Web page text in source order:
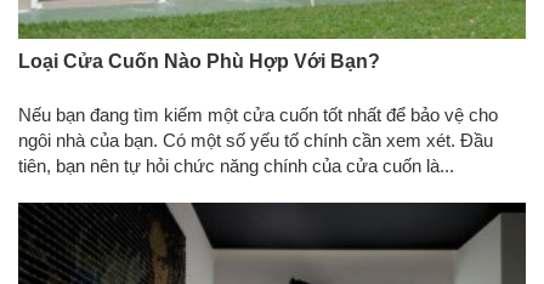
Loại Cửa Cuốn Nào Phù Hợp Với Bạn?
Nếu bạn đang tìm kiếm một cửa cuốn tốt nhất để bảo vệ cho
ngôi nhà của bạn. Có một số yếu tố chính cần xem xét. Đầu
tiên, bạn nên tự hỏi chức năng chính của cửa cuốn là...